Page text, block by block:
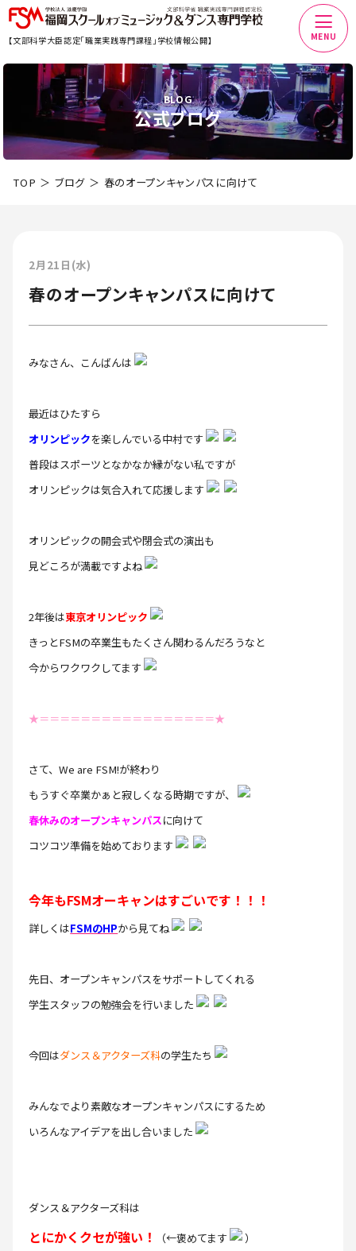
【文部科学大臣認定「職業実践専門課程」学校情報公開】 MENU
BLOG
公式ブログ
TOP ブログ 春のオープンキャンパスに向けて
2月21日(水)
春のオープンキャンパスに向けて
みなさん、こんばんは
最近はひたすら
オリンピックを楽しんでいる中村です
普段はスポーツとなかなか縁がない私ですが
オリンピックは気合入れて応援します
オリンピックの開会式や閉会式の演出も
見どころが満載ですよね
2年後は東京オリンピック
きっとFSMの卒業生もたくさん関わるんだろうなと
今からワクワクしてます
★＝＝＝＝＝＝＝＝＝＝＝＝＝＝＝＝＝★
さて、We are FSM!が終わり
もうすぐ卒業かぁと寂しくなる時期ですが、
春休みのオープンキャンパスに向けて
コツコツ準備を始めております
今年もFSMオーキャンはすごいです！！！
詳しくはFSMのHPから見てね
先日、オープンキャンパスをサポートしてくれる
学生スタッフの勉強会を行いました
今回はダンス＆アクターズ科の学生たち
みんなでより素敵なオープンキャンパスにするため
いろんなアイデアを出し合いました
ダンス＆アクターズ科は
とにかくクセが強い！ （←褒めてます ）